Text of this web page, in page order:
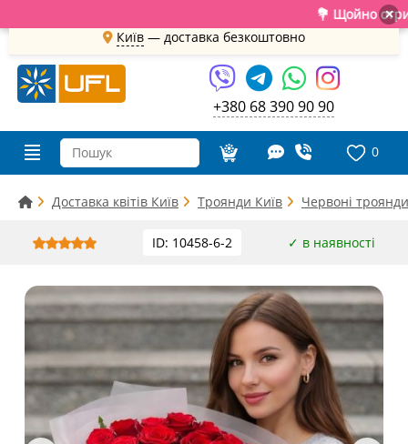
💐 Щойно отримали
×
Київ — доставка безкоштовно
+380 68 390 90 90
0
Доставка квітів Київ Троянди Київ Червоні
ID: 10458-6-2 ✓ в наявності